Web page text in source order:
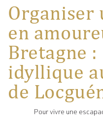
Organiser
en
Bretagne
idyllique
de
Pour vivre une